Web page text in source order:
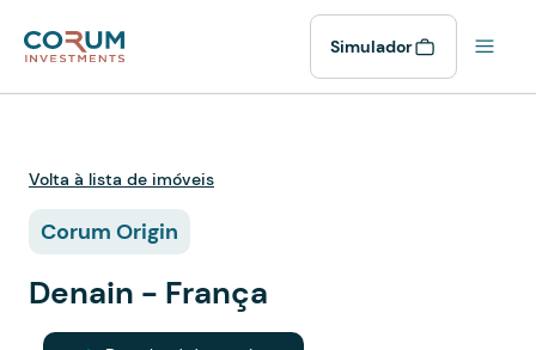
Simulador
Volta à lista de imóveis
Corum Origin
Denain - França